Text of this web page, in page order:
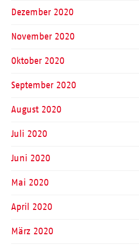
Dezember 2020
November 2020
Oktober 2020
September 2020
August 2020
Juli 2020
Juni 2020
Mai 2020
April 2020
März 2020